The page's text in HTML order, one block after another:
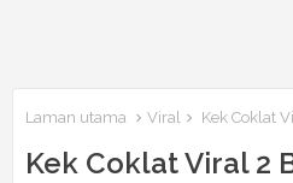
Laman utama Viral Kek Coklat
Kek Coklat Viral 2